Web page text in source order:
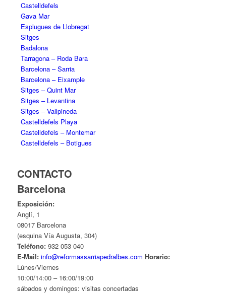
Castelldefels
Gava Mar
Esplugues de Llobregat
Sitges
Badalona
Tarragona – Roda Bara
Barcelona – Sarria
Barcelona – Eixample
Sitges – Quint Mar
Sitges – Levantina
Sitges – Vallpineda
Castelldefels Playa
Castelldefels – Montemar
Castelldefels – Botigues
CONTACTO
Barcelona
Exposición:
Anglí, 1
08017 Barcelona
(esquina Vía Augusta, 304)
Teléfono:932 053 040
E-Mail: info@reformassarriapedralbes.com Horario:
Lúnes/Viernes
10:00/14:00 – 16:00/19:00
sábados y domingos: visitas concertadas